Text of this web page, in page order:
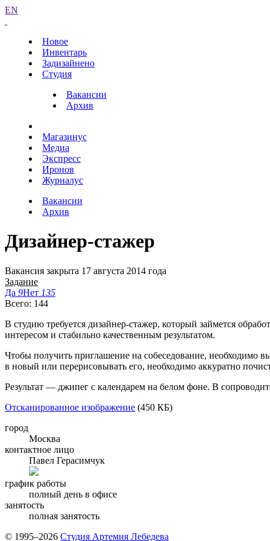
EN
Новое
Инвентарь
Задизайнено
Студия
Вакансии
Архив
Магазинус
Медиа
Экспресс
Иронов
Журналус
Вакансии
Архив
Дизайнер-стажер
Вакансия закрыта 17 августа 2014 года
Задание
Да 9Нет 135
Всего: 144
В студию требуется дизайнер-стажер, который займется
интересом и стабильно качественным результатом.
Чтобы получить приглашение на собеседование, необходимо
в новый или перерисовывать его, необходимо аккуратно
Результат — джипег с календарем на белом фоне. В
Отсканированное изображение (450 КБ)
город
Москва
контактное лицо
Павел Герасимчук
график работы
полный день в офисе
занятость
полная занятость
© 1995–2026 Студия Артемия Лебедева